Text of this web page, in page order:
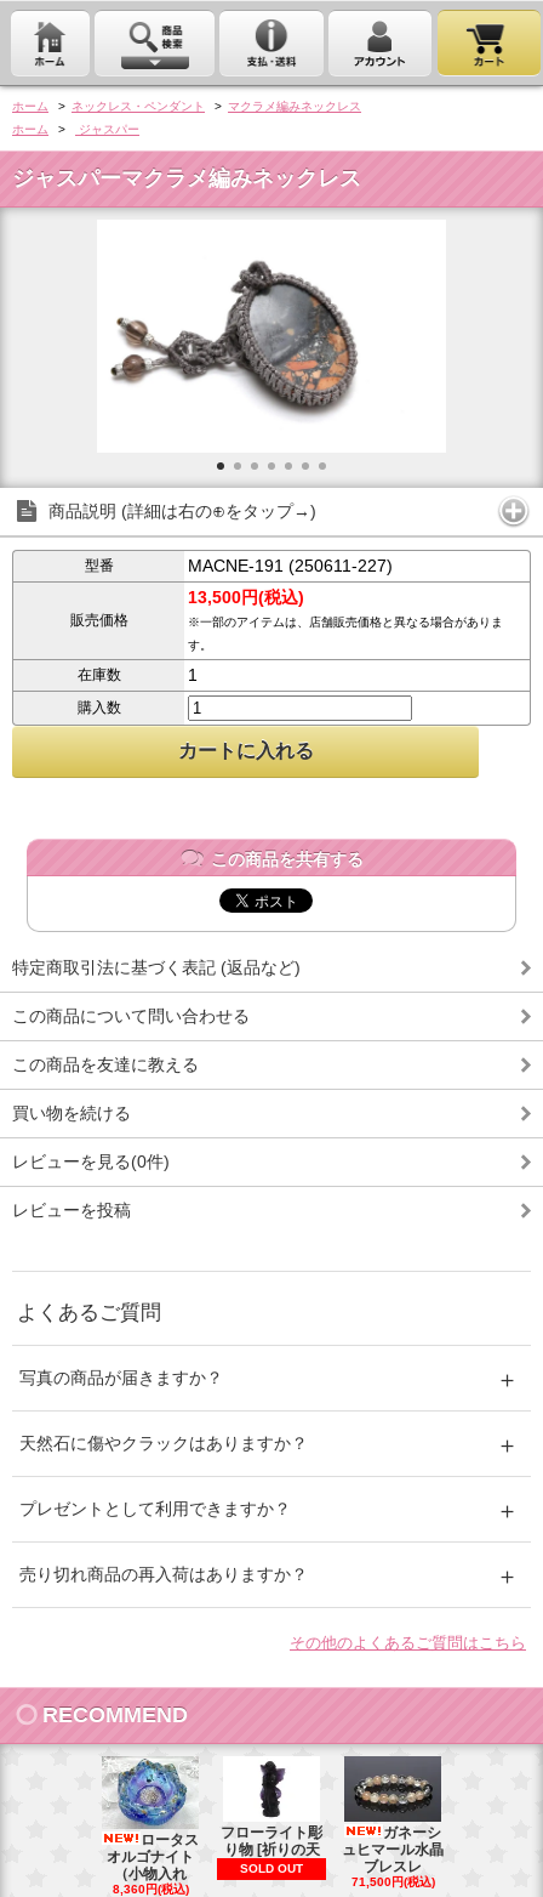
ホーム > ネックレス・ペンダント > マクラメ編みネックレス
ホーム
> ジャスパー
ジャスパーマクラメ編みネックレス
商品説明 (詳細は右の⊕をタップ→)
型番 MACNE-191 (250611-227)
販売価格
13,500円(税込)
※一部のアイテムは、店舗販売価格と異なる場合がありま
す。
在庫数 1
購入数
この商品を共有する
特定商取引法に基づく表記 (返品など)
この商品について問い合わせる
この商品を友達に教える
買い物を続ける
レビューを見る(0件)
レビューを投稿
よくあるご質問
写真の商品が届きますか？
天然石に傷やクラックはありますか？
プレゼントとして利用できますか？
売り切れ商品の再入荷はありますか？
その他のよくあるご質問はこちら
RECOMMEND
ロータス
オルゴナイト
（小物入れ
8,360円(税込)
フローライト彫
り物 [祈りの天
SOLD OUT
ガネーシ
ュヒマール水晶
ブレスレ
71,500円(税込)